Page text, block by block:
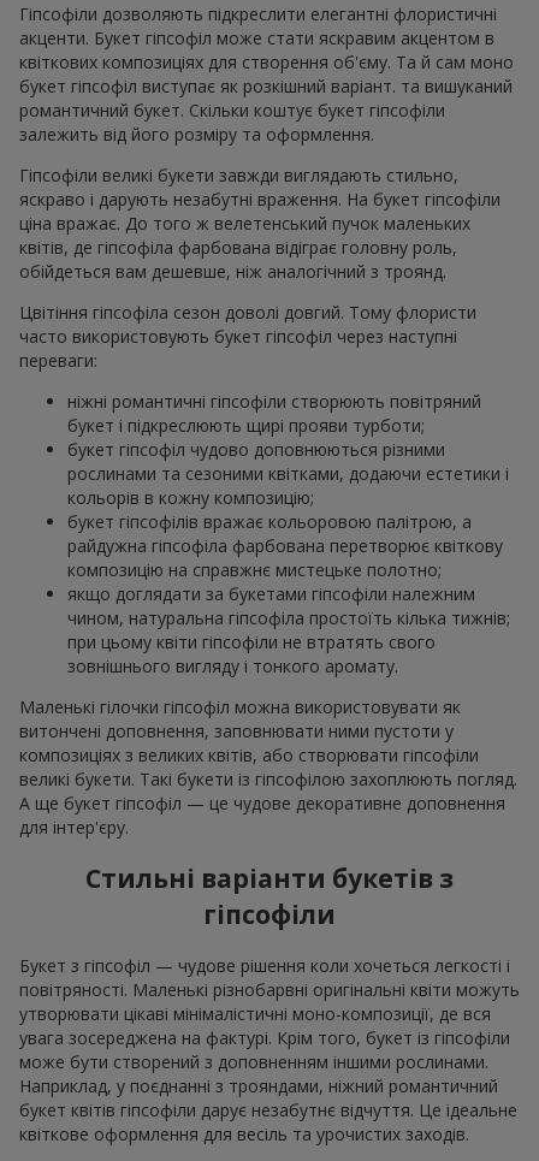
Гіпсофіли дозволяють підкреслити елегантні флористичні
акценти. Букет гіпсофіл може стати яскравим акцентом в
квіткових композиціях для створення об'єму. Та й сам моно
букет гіпсофіл виступає як розкішний варіант. та вишуканий
романтичний букет. Скільки коштує букет гіпсофіли
залежить від його розміру та оформлення.
Гіпсофіли великі букети завжди виглядають стильно,
яскраво і дарують незабутні враження. На букет гіпсофіли
ціна вражає. До того ж велетенський пучок маленьких
квітів, де гіпсофіла фарбована відіграє головну роль,
обійдеться вам дешевше, ніж аналогічний з троянд.
Цвітіння гіпсофіла сезон доволі довгий. Тому флористи
часто використовують букет гіпсофіл через наступні
переваги:
ніжні романтичні гіпсофіли створюють повітряний
букет і підкреслюють щирі прояви турботи;
букет гіпсофіл чудово доповнюються різними
рослинами та сезоними квітками, додаючи естетики і
кольорів в кожну композицію;
букет гіпсофілів вражає кольоровою палітрою, а
райдужна гіпсофіла фарбована перетворює квіткову
композицію на справжнє мистецьке полотно;
якщо доглядати за букетами гіпсофіли належним
чином, натуральна гіпсофіла простоїть кілька тижнів;
при цьому квіти гіпсофіли не втратять свого
зовнішнього вигляду і тонкого аромату.
Маленькі гілочки гіпсофіл можна використовувати як
витончені доповнення, заповнювати ними пустоти у
композиціях з великих квітів, або створювати гіпсофіли
великі букети. Такі букети із гіпсофілою захоплюють погляд.
А ще букет гіпсофіл — це чудове декоративне доповнення
для інтер'єру.
Стильні варіанти букетів з
гіпсофіли
Букет з гіпсофіл — чудове рішення коли хочеться легкості і
повітряності. Маленькі різнобарвні оригінальні квіти можуть
утворювати цікаві мінімалістичні моно-композиції, де вся
увага зосереджена на фактурі. Крім того, букет із гіпсофіли
може бути створений з доповненням іншими рослинами.
Наприклад, у поєднанні з трояндами, ніжний романтичний
букет квітів гіпсофіли дарує незабутнє відчуття. Це ідеальне
квіткове оформлення для весіль та урочистих заходів.